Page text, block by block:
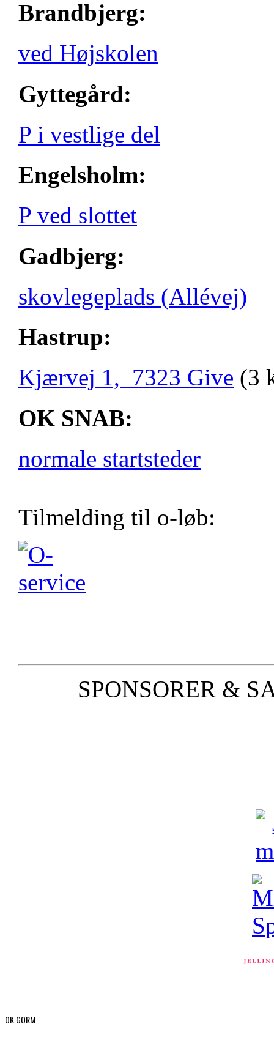
Brandbjerg:
ved Højskolen
Gyttegård:
P i vestlige del
Engelsholm:
P ved slottet
Gadbjerg:
skovlegeplads (Allévej)
Hastrup:
Kjærvej 1, 7323 Give (3
OK SNAB:
normale startsteder
Tilmelding til o-løb:
SPONSORER &
OK GORM